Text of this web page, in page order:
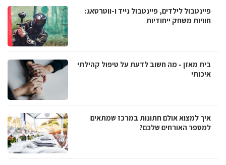
פיינטבול לילדים, פיינטבול נייד ו-ווטרטאג:
חוויות משחק ייחודיות
בית מאזן - מה חשוב לדעת על טיפול קהילתי
איכותי
איך למצוא אולם חתונות במרכז שמתאים
למספר האורחים שלכם?